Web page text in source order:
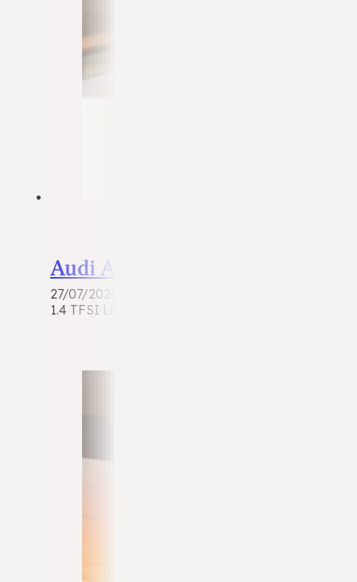
Audi A4
27/07/2026
1.4 TFSI Limousine | 2018 | 126.691 km | Benzine